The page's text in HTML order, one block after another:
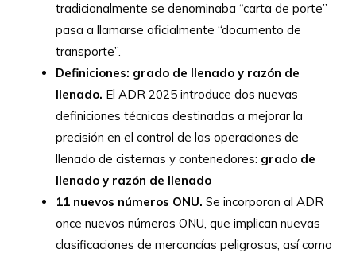
tradicionalmente se denominaba “carta de porte”
pasa a llamarse oficialmente “documento de
transporte”.
Definiciones: grado de llenado y razón de
llenado. El ADR 2025 introduce dos nuevas
definiciones técnicas destinadas a mejorar la
precisión en el control de las operaciones de
llenado de cisternas y contenedores: grado de
llenado y razón de llenado
11 nuevos números ONU. Se incorporan al ADR
once nuevos números ONU, que implican nuevas
clasificaciones de mercancías peligrosas, así como